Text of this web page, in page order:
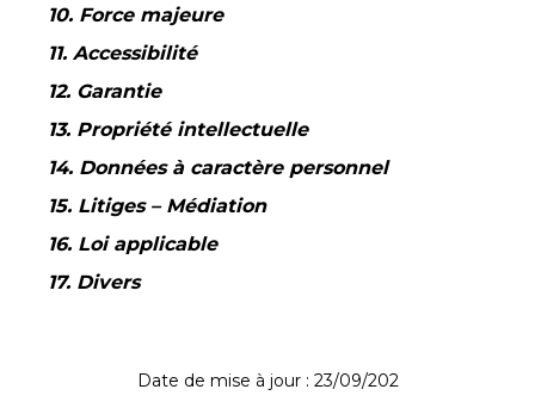
10. Force majeure
11. Accessibilité
12. Garantie
13. Propriété intellectuelle
14. Données à caractère personnel
15. Litiges – Médiation
16. Loi applicable
17. Divers
Date de mise à jour : 23/09/202